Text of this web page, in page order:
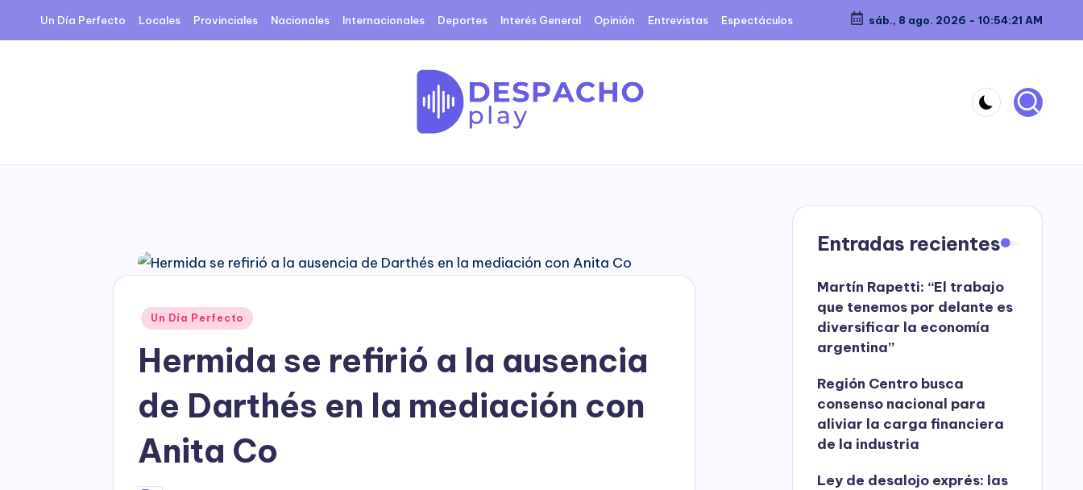
Skip
Un Día Perfecto Locales Provinciales Nacionales Internacionales Deportes Interés General Opinión Entrevistas Espectáculos sáb., 8 ago. 2026 - 10:54:21 AM
D
p
h
o
Posted
Un Día Perfecto
Hermida se refirió a la ausencia
de Darthés en la mediación con
Anita Co
Entradas recientes
Martín Rapetti: “El trabajo
que tenemos por delante es
diversificar la economía
argentina”
Región Centro busca
consenso nacional para
aliviar la carga financiera
de la industria
Ley de desalojo exprés: las